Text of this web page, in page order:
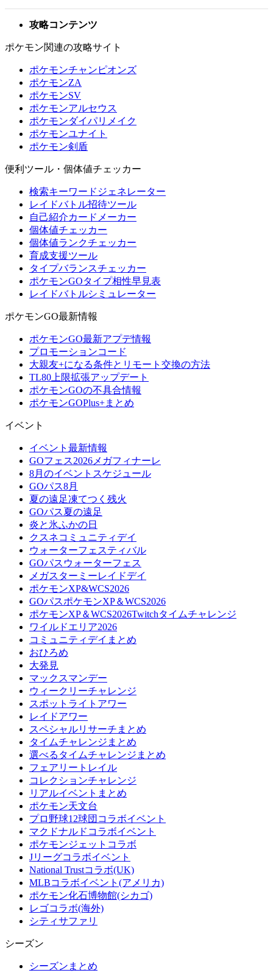
攻略コンテンツ
ポケモン関連の攻略サイト
ポケモンチャンピオンズ
ポケモンZA
ポケモンSV
ポケモンアルセウス
ポケモンダイパリメイク
ポケモンユナイト
ポケモン剣盾
便利ツール・個体値チェッカー
検索キーワードジェネレーター
レイドバトル招待ツール
自己紹介カードメーカー
個体値チェッカー
個体値ランクチェッカー
育成支援ツール
タイプバランスチェッカー
ポケモンGOタイプ相性早見表
レイドバトルシミュレーター
ポケモンGO最新情報
ポケモンGO最新アプデ情報
プロモーションコード
大親友+になる条件とリモート交換の方法
TL80上限拡張アップデート
ポケモンGOの不具合情報
ポケモンGOPlus+まとめ
イベント
イベント最新情報
GOフェス2026メガフィナーレ
8月のイベントスケジュール
GOパス8月
夏の遠足凍てつく残火
GOパス夏の遠足
炎と氷ふかの日
クスネコミュニティデイ
ウォーターフェスティバル
GOパスウォーターフェス
メガスターミーレイドデイ
ポケモンXP&WCS2026
GOパスポケモンXP＆WCS2026
ポケモンXP＆WCS2026Twitchタイムチャレンジ
ワイルドエリア2026
コミュニティデイまとめ
おひろめ
大発見
マックスマンデー
ウィークリーチャレンジ
スポットライトアワー
レイドアワー
スペシャルリサーチまとめ
タイムチャレンジまとめ
選べるタイムチャレンジまとめ
フェアリートレイル
コレクションチャレンジ
リアルイベントまとめ
ポケモン天文台
プロ野球12球団コラボイベント
マクドナルドコラボイベント
ポケモンジェットコラボ
Jリーグコラボイベント
National Trustコラボ(UK)
MLBコラボイベント(アメリカ)
ポケモン化石博物館(シカゴ)
レゴコラボ(海外)
シティサファリ
シーズン
シーズンまとめ